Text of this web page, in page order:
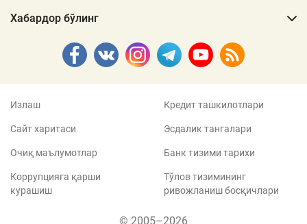
Хабардор бўлинг
Излаш
Сайт харитаси
Очиқ маълумотлар
Коррупцияга қарши
курашиш
Кредит ташкилотлари
Эсдалик тангалари
Банк тизими тарихи
Тўлов тизимининг
ривожланиш босқичлари
© 2005–2026